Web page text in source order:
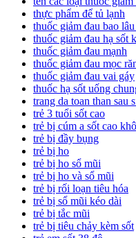
thực phẩm để tủ lạnh
thuốc giảm đau bao
thuốc giảm đau hạ sốt
thuốc giảm đau mạnh
thuốc giảm đau mọc
thuốc giảm đau vai gáy
thuốc hạ sốt uống
trang da toan than sau
trẻ 3 tuổi sốt cao
trẻ bị cúm a sốt cao
trẻ bị đầy bụng
trẻ bị ho
trẻ bị ho sổ mũi
trẻ bị ho và sổ mũi
trẻ bị rối loạn tiêu hóa
trẻ bị sổ mũi kéo dài
trẻ bị tắc mũi
trẻ bị tiêu chảy kèm sốt